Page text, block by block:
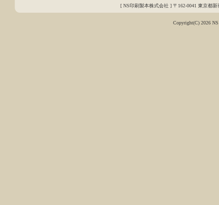
[ NS印刷製本株式会社 ] 〒162-0041 東京都新
Copyright(C) 2026